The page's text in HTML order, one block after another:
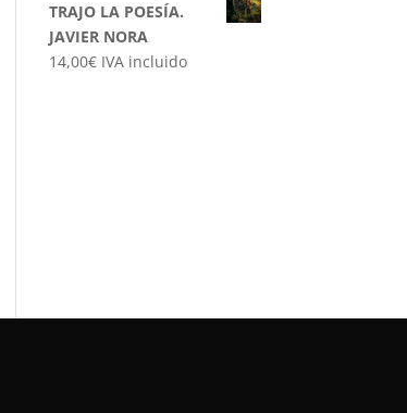
TRAJO LA POESÍA.
JAVIER NORA
14,00€ IVA incluido